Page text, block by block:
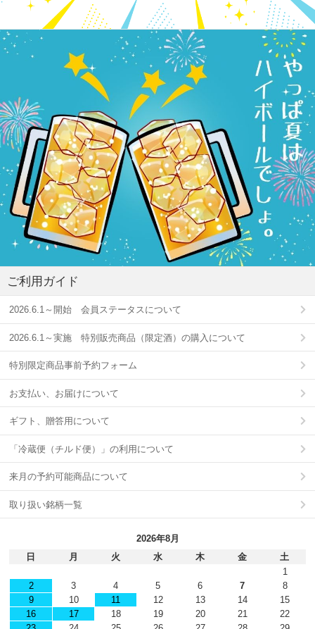
ご利用ガイド
2026.6.1～開始 会員ステータスについて
2026.6.1～実施 特別販売商品（限定酒）の購入について
特別限定商品事前予約フォーム
お支払い、お届けについて
ギフト、贈答用について
「冷蔵便（チルド便）」の利用について
来月の予約可能商品について
取り扱い銘柄一覧
2026年8月
日
月 火 水 木 金
土
1
2
3 4 5 6 7
8
9
10 11 12 13 14
15
16
17 18 19 20 21
22